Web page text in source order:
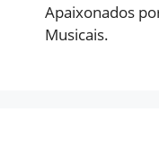
Apaixonados
Musicais.